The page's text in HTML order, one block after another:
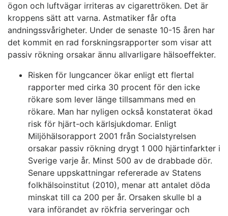
ögon och luftvägar irriteras av cigarettröken. Det är
kroppens sätt att varna. Astmatiker får ofta
andningssvårigheter. Under de senaste 10-15 åren har
det kommit en rad forskningsrapporter som visar att
passiv rökning orsakar ännu allvarligare hälsoeffekter.
Risken för lungcancer ökar enligt ett flertal
rapporter med cirka 30 procent för den icke
rökare som lever länge tillsammans med en
rökare. Man har nyligen också konstaterat ökad
risk för hjärt-och kärlsjukdomar. Enligt
Miljöhälsorapport 2001 från Socialstyrelsen
orsakar passiv rökning drygt 1 000 hjärtinfarkter i
Sverige varje år. Minst 500 av de drabbade dör.
Senare uppskattningar refererade av Statens
folkhälsoinstitut (2010), menar att antalet döda
minskat till ca 200 per år. Orsaken skulle bl a
vara införandet av rökfria serveringar och